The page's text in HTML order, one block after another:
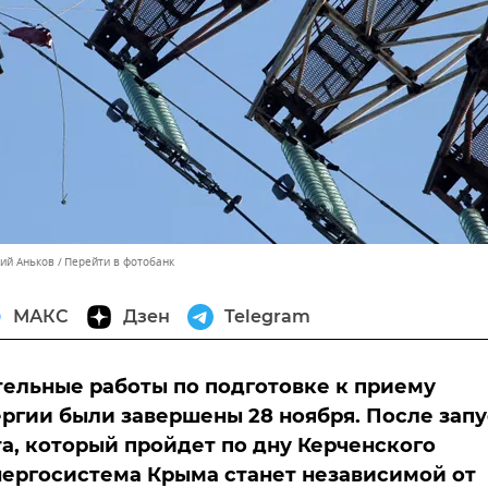
Аньков Перейти в фотобанк
МАКС Дзен Telegram
работы по подготовке к приему
были завершены 28 ноября. После
который пройдет по дну Керченского
Крыма станет независимой от